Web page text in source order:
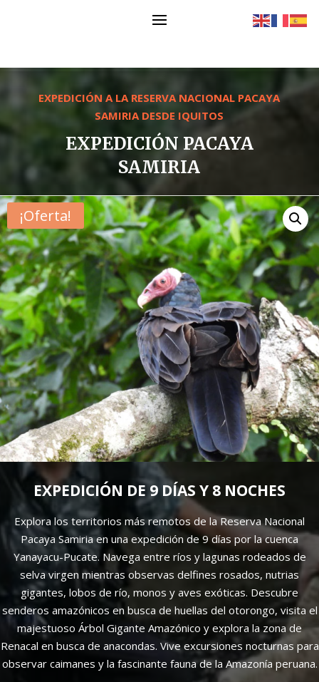
EXPEDICIÓN A LA RESERVA NACIONAL PACAYA
SAMIRIA DESDE IQUITOS
EXPEDICIÓN PACAYA
SAMIRIA
¡Oferta!
EXPEDICIÓN DE 9 DÍAS Y 8 NOCHES
Explora los territorios más remotos de la Reserva Nacional
Pacaya Samiria en una expedición de 9 días por la cuenca
Yanayacu-Pucate. Navega entre ríos y lagunas rodeados de
selva virgen mientras observas delfines rosados, nutrias
gigantes, lobos de río, monos y aves exóticas. Descubre
senderos amazónicos en busca de huellas del otorongo, visita el
majestuoso Árbol Gigante Amazónico y explora la zona de
Renacal en busca de anacondas. Vive excursiones nocturnas para
observar caimanes y la fascinante fauna de la Amazonía peruana.